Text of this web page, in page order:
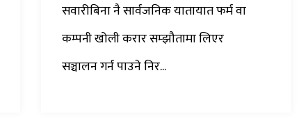
सवारीबिना नै सार्वजनिक यातायात फर्म वा
कम्पनी खोली करार सम्झौतामा लिएर
सञ्चालन गर्न पाउने निर...